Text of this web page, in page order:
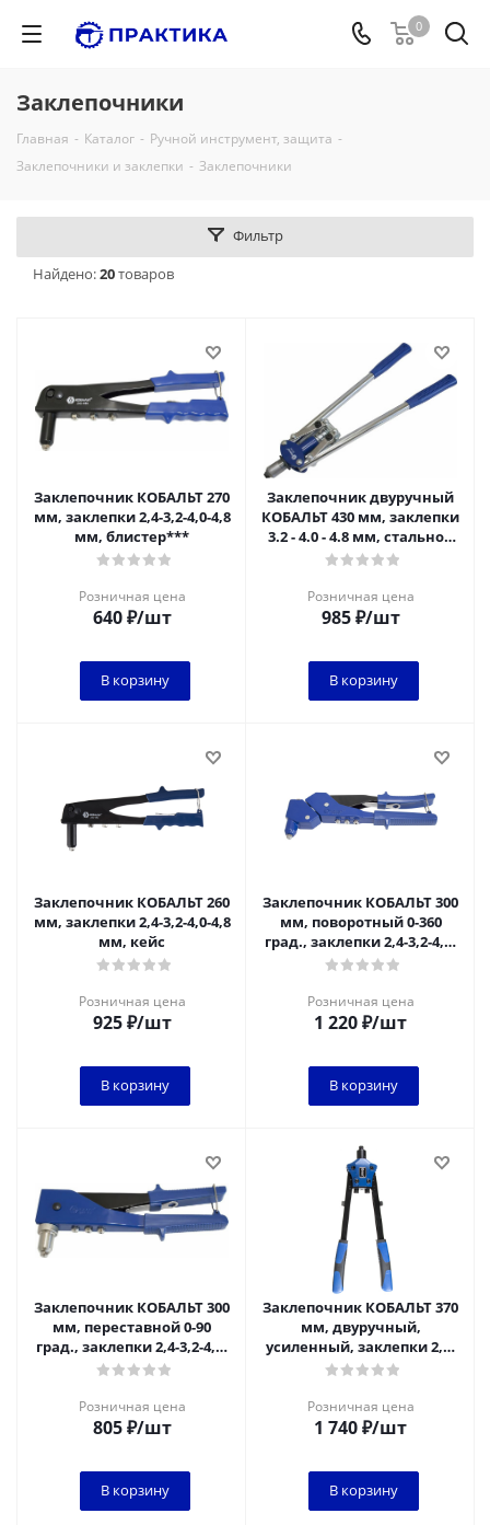
0
Заклепочники
Главная - Каталог - Ручной инструмент, защита -
Заклепочники и заклепки - Заклепочники
Фильтр
Найдено:20товаров
Заклепочник КОБАЛЬТ 270
мм, заклепки 2,4-3,2-4,0-4,8
мм, блистер***
Розничная цена
640₽/шт
В корзину
Заклепочник двуручный
КОБАЛЬТ 430 мм, заклепки
3.2 - 4.0 - 4.8 мм, стальной
корпус
Розничная цена
985₽/шт
В корзину
Заклепочник КОБАЛЬТ 260
мм, заклепки 2,4-3,2-4,0-4,8
мм, кейс
Розничная цена
925₽/шт
В корзину
Заклепочник КОБАЛЬТ 300
мм, поворотный 0-360
град., заклепки 2,4-3,2-4,0-
4,8 мм, блистер
Розничная цена
1 220₽/шт
В корзину
Заклепочник КОБАЛЬТ 300
мм, переставной 0-90
град., заклепки 2,4-3,2-4,0-
4,8 мм, блистер
Розничная цена
805₽/шт
В корзину
Заклепочник КОБАЛЬТ 370
мм, двуручный,
усиленный, заклепки 2,4-
3,2-4,0-4,8-6,4 мм, ,блистер
Розничная цена
1 740₽/шт
В корзину